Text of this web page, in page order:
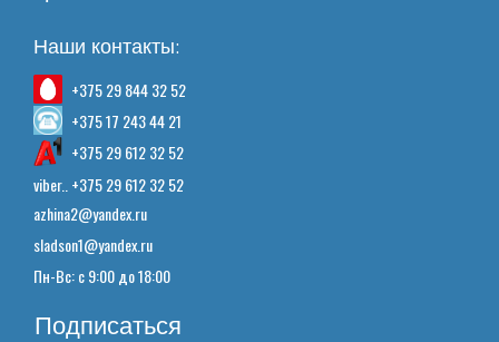
Наши контакты:
+375 29 844 32 52
+375 17 243 44 21
+375 29 612 32 52
viber.. +375 29 612 32 52
azhina2@yandex.ru
sladson1@yandex.ru
Пн-Вс: с 9:00 до 18:00
Подписаться